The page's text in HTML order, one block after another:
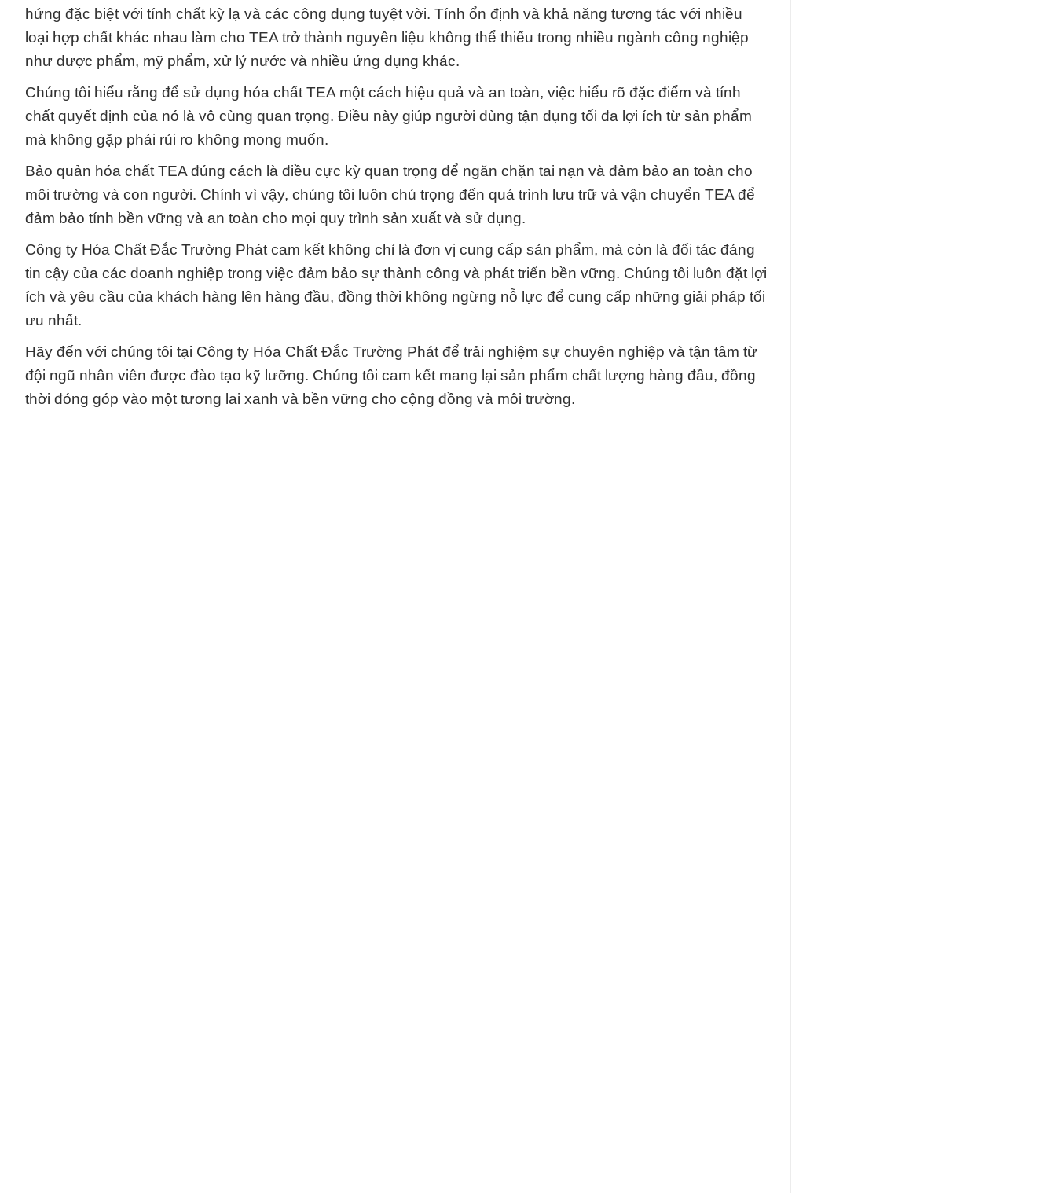
hứng đặc biệt với tính chất kỳ lạ và các công dụng tuyệt vời. Tính ổn định và khả năng tương tác với nhiều
loại hợp chất khác nhau làm cho TEA trở thành nguyên liệu không thể thiếu trong nhiều ngành công nghiệp
như dược phẩm, mỹ phẩm, xử lý nước và nhiều ứng dụng khác.
Chúng tôi hiểu rằng để sử dụng hóa chất TEA một cách hiệu quả và an toàn, việc hiểu rõ đặc điểm và tính
chất quyết định của nó là vô cùng quan trọng. Điều này giúp người dùng tận dụng tối đa lợi ích từ sản phẩm
mà không gặp phải rủi ro không mong muốn.
Bảo quản hóa chất TEA đúng cách là điều cực kỳ quan trọng để ngăn chặn tai nạn và đảm bảo an toàn cho
môi trường và con người. Chính vì vậy, chúng tôi luôn chú trọng đến quá trình lưu trữ và vận chuyển TEA để
đảm bảo tính bền vững và an toàn cho mọi quy trình sản xuất và sử dụng.
Công ty Hóa Chất Đắc Trường Phát cam kết không chỉ là đơn vị cung cấp sản phẩm, mà còn là đối tác đáng
tin cậy của các doanh nghiệp trong việc đảm bảo sự thành công và phát triển bền vững. Chúng tôi luôn đặt lợi
ích và yêu cầu của khách hàng lên hàng đầu, đồng thời không ngừng nỗ lực để cung cấp những giải pháp tối
ưu nhất.
Hãy đến với chúng tôi tại Công ty Hóa Chất Đắc Trường Phát để trải nghiệm sự chuyên nghiệp và tận tâm từ
đội ngũ nhân viên được đào tạo kỹ lưỡng. Chúng tôi cam kết mang lại sản phẩm chất lượng hàng đầu, đồng
thời đóng góp vào một tương lai xanh và bền vững cho cộng đồng và môi trường.